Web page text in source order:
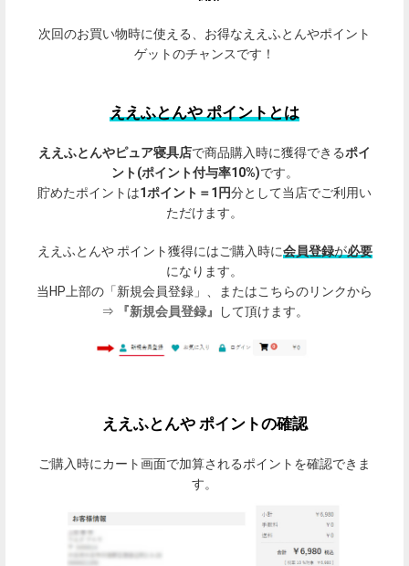
次回のお買い物時に使える、お得なええふとんやポイント
ゲットのチャンスです！
ええふとんや ポイントとは
ええふとんやピュア寝具店で商品購入時に獲得できるポイ
ント(ポイント付与率10%)です。
貯めたポイントは1ポイント＝1円分として当店でご利用い
ただけます。
ええふとんや ポイント獲得にはご購入時に会員登録が必要
になります。
当HP上部の「新規会員登録」、またはこちらのリンクから
⇒
『新規会員登録』 して頂けます。
ええふとんや ポイントの確認
ご購入時にカート画面で加算されるポイントを確認できま
す。